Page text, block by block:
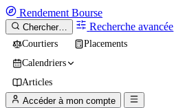
Rendement Bourse
Chercher… Recherche avancée
Courtiers
Placements
Calendriers
Articles
Accéder à mon compte